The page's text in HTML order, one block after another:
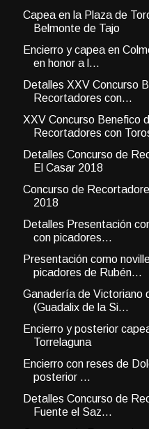
Capea en la Plaza de
Belmonte de Tajo
Encierro y capea en
en honor a l...
Detalles XXV Concurso
Recortadores con...
XXV Concurso Benefico
Recortadores con
Detalles Concurso de
El Casar 2018
Concurso de
2018
Detalles Presentación
con picadores...
Presentación como
picadores de Rubén...
Ganadería de Victoriano
(Guadalix de la Si...
Encierro y posterior
Torrelaguna
Encierro con reses de
posterior ...
Detalles Concurso de
Fuente el Saz...